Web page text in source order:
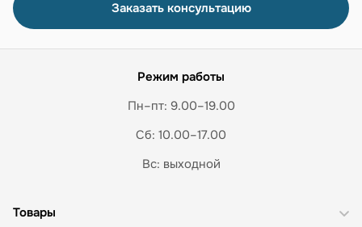
Заказать консультацию
Режим работы
Пн–пт: 9.00–19.00
Сб: 10.00–17.00
Вс: выходной
Товары